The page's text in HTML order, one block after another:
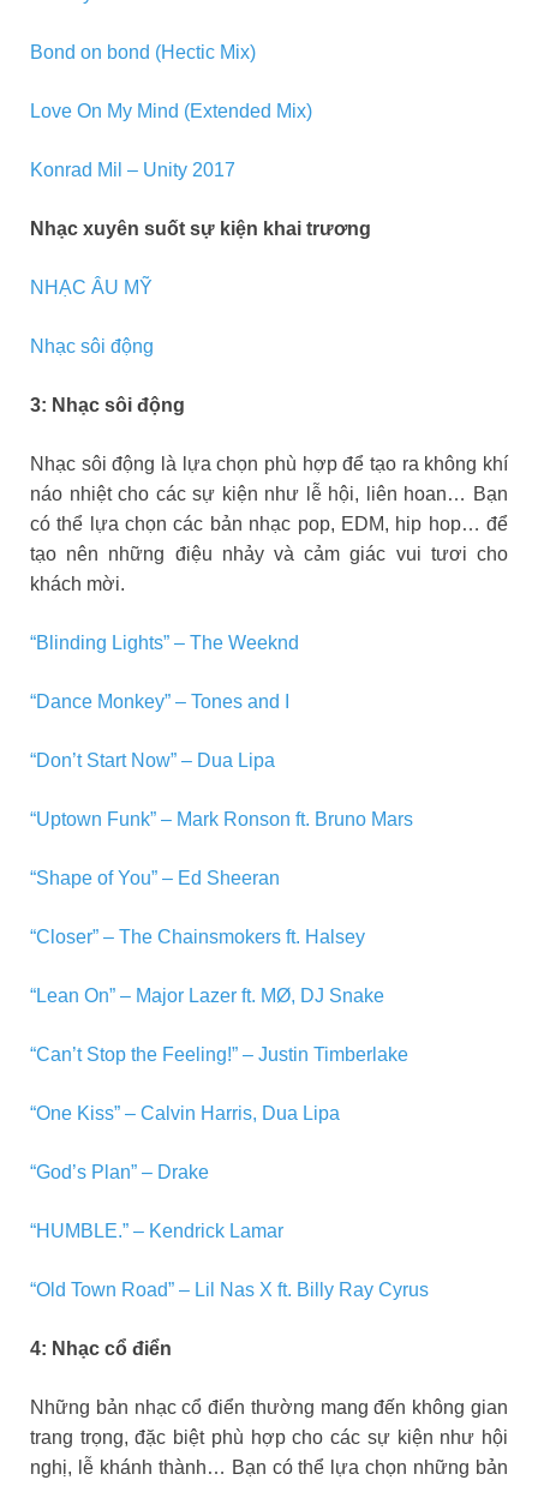
Bond on bond (Hectic Mix)
Love On My Mind (Extended Mix)
Konrad Mil – Unity 2017
Nhạc xuyên suốt sự kiện khai trương
NHẠC ÂU MỸ
Nhạc sôi động
3: Nhạc sôi động
Nhạc sôi động là lựa chọn phù hợp để tạo ra không khí
náo nhiệt cho các sự kiện như lễ hội, liên hoan… Bạn
có thể lựa chọn các bản nhạc pop, EDM, hip hop… để
tạo nên những điệu nhảy và cảm giác vui tươi cho
khách mời.
“Blinding Lights” – The Weeknd
“Dance Monkey” – Tones and I
“Don’t Start Now” – Dua Lipa
“Uptown Funk” – Mark Ronson ft. Bruno Mars
“Shape of You” – Ed Sheeran
“Closer” – The Chainsmokers ft. Halsey
“Lean On” – Major Lazer ft. MØ, DJ Snake
“Can’t Stop the Feeling!” – Justin Timberlake
“One Kiss” – Calvin Harris, Dua Lipa
“God’s Plan” – Drake
“HUMBLE.” – Kendrick Lamar
“Old Town Road” – Lil Nas X ft. Billy Ray Cyrus
4: Nhạc cổ điển
Những bản nhạc cổ điển thường mang đến không gian
trang trọng, đặc biệt phù hợp cho các sự kiện như hội
nghị, lễ khánh thành… Bạn có thể lựa chọn những bản